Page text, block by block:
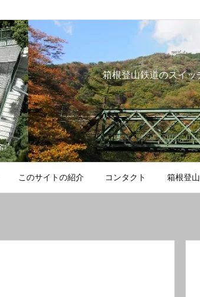
箱根登山鉄道のスイ
このサイトの紹介 コンタクト 箱根登